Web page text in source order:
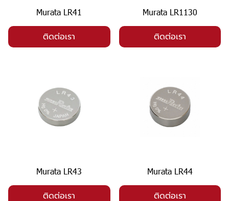
Murata LR41
ติดต่อเรา
Murata LR1130
ติดต่อเรา
Murata LR43
ติดต่อเรา
Murata LR44
ติดต่อเรา